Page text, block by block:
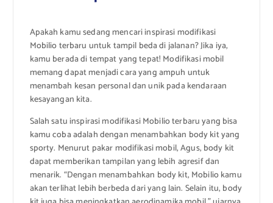
Apakah kamu sedang mencari inspirasi modifikasi
Mobilio terbaru untuk tampil beda di jalanan? Jika iya,
kamu berada di tempat yang tepat! Modifikasi mobil
memang dapat menjadi cara yang ampuh untuk
menambah kesan personal dan unik pada kendaraan
kesayangan kita.
Salah satu inspirasi modifikasi Mobilio terbaru yang bisa
kamu coba adalah dengan menambahkan body kit yang
sporty. Menurut pakar modifikasi mobil, Agus, body kit
dapat memberikan tampilan yang lebih agresif dan
menarik. “Dengan menambahkan body kit, Mobilio kamu
akan terlihat lebih berbeda dari yang lain. Selain itu, body